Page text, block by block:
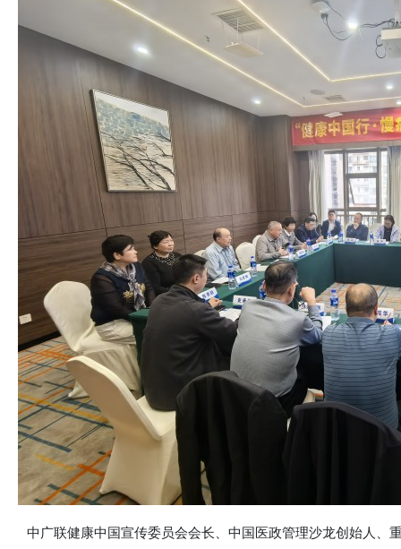
中广联健康中国宣传委员会会长、中国医政管理沙龙创始人、